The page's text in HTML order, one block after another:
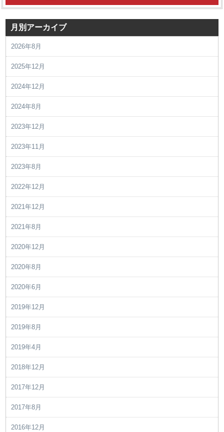
月別アーカイブ
2026年8月
2025年12月
2024年12月
2024年8月
2023年12月
2023年11月
2023年8月
2022年12月
2021年12月
2021年8月
2020年12月
2020年8月
2020年6月
2019年12月
2019年8月
2019年4月
2018年12月
2017年12月
2017年8月
2016年12月